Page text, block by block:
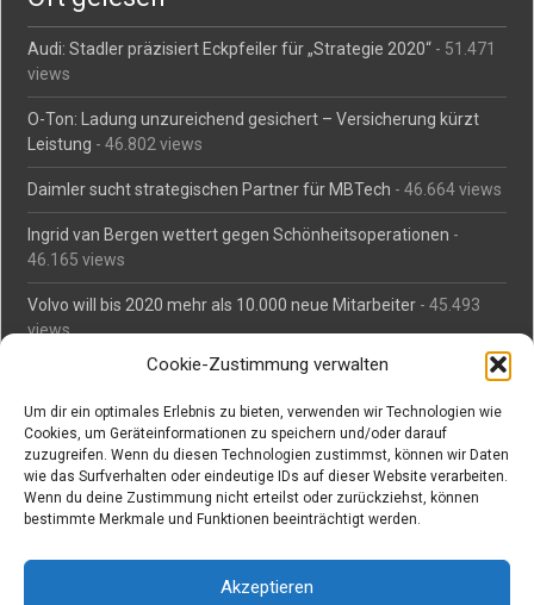
Cookie-Zustimmung verwalten
Um dir ein optimales Erlebnis zu bieten, verwenden wir Technologien wie
Cookies, um Geräteinformationen zu speichern und/oder darauf
zuzugreifen. Wenn du diesen Technologien zustimmst, können wir Daten
wie das Surfverhalten oder eindeutige IDs auf dieser Website verarbeiten.
Wenn du deine Zustimmung nicht erteilst oder zurückziehst, können
bestimmte Merkmale und Funktionen beeinträchtigt werden.
Akzeptieren
Audi: Stadler präzisiert Eckpfeiler für „Strategie 2020“ - 51.471
views
O-Ton: Ladung unzureichend gesichert – Versicherung kürzt
Leistung - 46.802 views
Daimler sucht strategischen Partner für MBTech - 46.664 views
Ingrid van Bergen wettert gegen Schönheitsoperationen -
46.165 views
Volvo will bis 2020 mehr als 10.000 neue Mitarbeiter - 45.493
views
Mäßiges Interesse an Daimlers MBtech- 44.716 views
O-Ton: Wer muss Schaden für abgedriftete Silvesterraketen
zahlen? - 42.380 views
Kollegengespräch: Urteile zum Grillen- 42.066 views
Suchen bei Vorabs